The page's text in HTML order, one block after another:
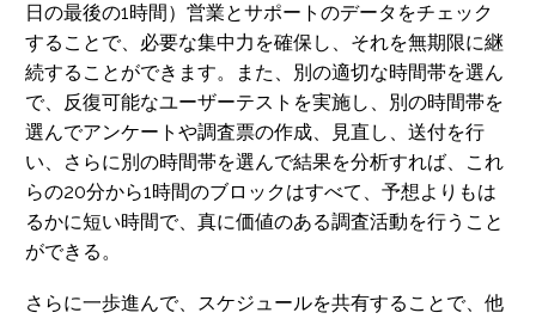
日の最後の1時間）営業とサポートのデータをチェック
することで、必要な集中力を確保し、それを無期限に継
続することができます。また、別の適切な時間帯を選ん
で、反復可能なユーザーテストを実施し、別の時間帯を
選んでアンケートや調査票の作成、見直し、送付を行
い、さらに別の時間帯を選んで結果を分析すれば、これ
らの20分から1時間のブロックはすべて、予想よりもは
るかに短い時間で、真に価値のある調査活動を行うこと
ができる。
さらに一歩進んで、スケジュールを共有することで、他